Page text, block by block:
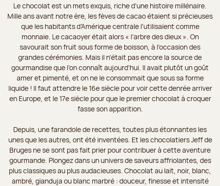
Le chocolat est un mets exquis, riche d’une histoire millénaire.
Mille ans avant notre ère, les fèves de cacao étaient si précieuses
que les habitants d’Amérique centrale l’utilisaient comme
monnaie. Le cacaoyer était alors « l’arbre des dieux ». On
savourait son fruit sous forme de boisson, à l’occasion des
grandes cérémonies. Mais il n’était pas encore la source de
gourmandise que l’on connaît aujourd’hui. Il avait plutôt un goût
amer et pimenté, et on ne le consommait que sous sa forme
liquide ! Il faut attendre le 16e siècle pour voir cette denrée arriver
en Europe, et le 17e siècle pour que le premier chocolat à croquer
fasse son apparition.
Depuis, une farandole de recettes, toutes plus étonnantes les
unes que les autres, ont été inventées. Et les chocolatiers Jeff de
Bruges ne se sont pas fait prier pour contribuer à cette aventure
gourmande. Plongez dans un univers de saveurs affriolantes, des
plus classiques au plus audacieuses. Chocolat au lait, noir, blanc,
ambré, gianduja ou blanc marbré : douceur, finesse et intensité